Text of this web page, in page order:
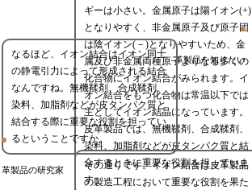
ギーは小さい。金属原子は陽イオン(+)
となりやすく、非金属原子及び原子団
は陰イオン(－)となりやすいため、金
属及び非金属両種原子よりなる多くの
化合物にイオン結合がみられます。イ
オン結合をもつ化合物は常温以下では
主としてイオン結晶になっています。
皮革製品では、無機鞣剤、合成鞣剤、
染料、加脂剤などが皮タンパク質と結
合するときに重要な役割を担っていま
す。
革製品を知りたい
なるほど、イオン結合はイオン同士
の静電引力によって形成される結合
なんですね。無機鞣剤、合成鞣剤、
染料、加脂剤などが皮タンパク質と
結合する際に重要な役割を担ってい
るということですか。
革製品の研究家
その通りです。イオン結合は皮革製品
の製造工程において重要な役割を果た